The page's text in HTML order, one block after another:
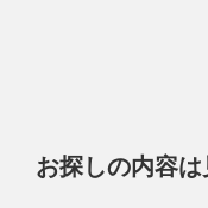
お探しの内容